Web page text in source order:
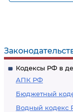
Кодексы РФ в
АПК РФ
Бюджетный
Водный кодекс